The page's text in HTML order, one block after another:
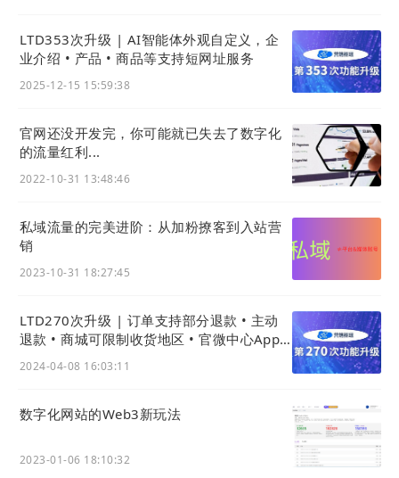
ii. 获取移动分享页的二维码
找到如下图右下角红框内「分享
」按钮，即可弹出移
动分享页对应的二维码。在二维码上右键另存为或者
存。
在导航管理中，当通过「选择网页链接」功能选择网
LTD353次升级 | AI智能体外观自定义，企
业介绍 • 产品 • 商品等支持短网址服务
2025-12-15 15:59:38
官网还没开发完，你可能就已失去了数字化
的流量红利...
2022-10-31 13:48:46
私域流量的完美进阶：从加粉撩客到入站营
销
2023-10-31 18:27:45
LTD270次升级 | 订单支持部分退款 • 主动
退款 • 商城可限制收货地区 • 官微中心App
2024-04-08 16:03:11
数字化网站的Web3新玩法
2023-01-06 18:10:32